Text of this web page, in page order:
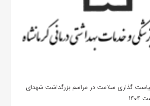
گذاری سلامت در مراسم بزرگداشت شهدای